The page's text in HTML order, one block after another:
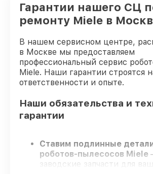
Гарантии нашего СЦ
ремонту Miele в
В нашем сервисном центре,
в Москве мы предоставляем
профессиональный сервис
Miele. Наши гарантии строятся
ответственности и опыте.
Наши обязательства и
гарантии
Ставим подлинные
роботов-пылесосов Miele
заводские запчасти для